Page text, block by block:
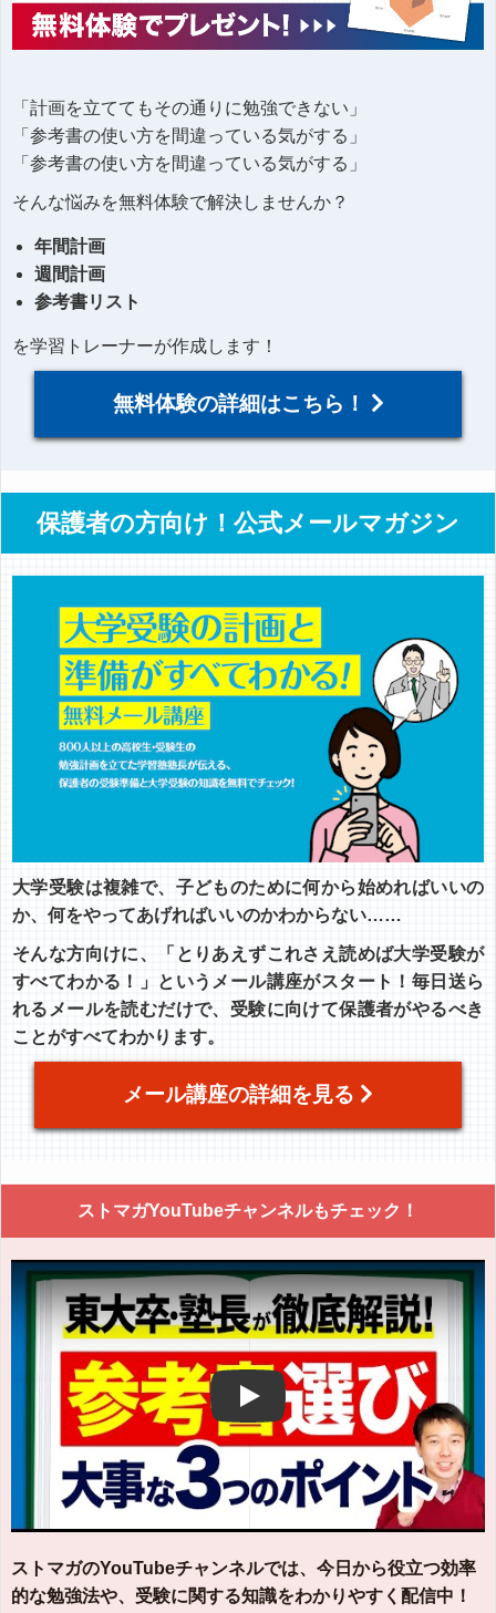
「計画を立ててもその通りに勉強できない」
「参考書の使い方を間違っている気がする」
「参考書の使い方を間違っている気がする」
そんな悩みを無料体験で解決しませんか？
年間計画
週間計画
参考書リスト
を学習トレーナーが作成します！
無料体験の詳細はこちら！
保護者の方向け！公式メールマガジン
大学受験は複雑で、子どものために何から始めればいいの
か、何をやってあげればいいのかわからない……
そんな方向けに、「とりあえずこれさえ読めば大学受験が
すべてわかる！」というメール講座がスタート！毎日送ら
れるメールを読むだけで、受験に向けて保護者がやるべき
ことがすべてわかります。
メール講座の詳細を見る
ストマガYouTubeチャンネルもチェック！
Play
ストマガのYouTubeチャンネルでは、今日から役立つ効率
的な勉強法や、受験に関する知識をわかりやすく配信中！